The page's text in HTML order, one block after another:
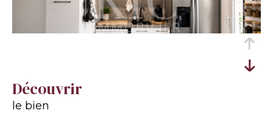
découvrir
le bien